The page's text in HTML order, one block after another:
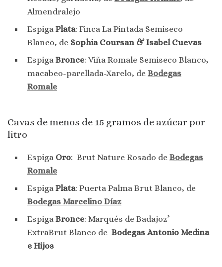
Almendralejo
Espiga Plata: Finca La Pintada Semiseco
Blanco, de Sophia Coursan & Isabel Cuevas
Espiga Bronce: Viña Romale Semiseco Blanco,
macabeo-parellada-Xarelo, de Bodegas
Romale
Cavas de menos de 15 gramos de azúcar por
litro
Espiga Oro: Brut Nature Rosado de Bodegas
Romale
Espiga Plata: Puerta Palma Brut Blanco, de
Bodegas Marcelino Díaz
Espiga Bronce: Marqués de Badajoz’
ExtraBrut Blanco de Bodegas Antonio Medina
e Hijos